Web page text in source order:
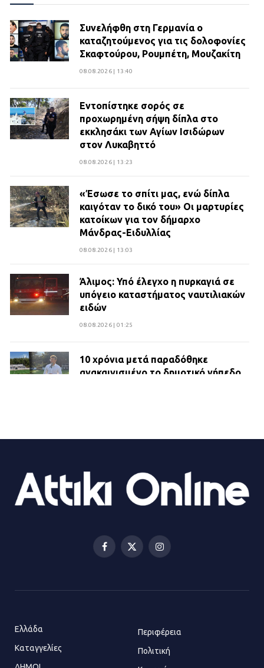
Συνελήφθη στη Γερμανία ο
καταζητούμενος για τις δολοφονίες
Σκαφτούρου, Ρουμπέτη, Μουζακίτη
08.08.2026 | 13:40
Εντοπίστηκε σορός σε
προχωρημένη σήψη δίπλα στο
εκκλησάκι των Αγίων Ισιδώρων
στον Λυκαβηττό
08.08.2026 | 13:23
«Έσωσε το σπίτι μας, ενώ δίπλα
καιγόταν το δικό του» Οι μαρτυρίες
κατοίκων για τον δήμαρχο
Μάνδρας-Ειδυλλίας
08.08.2026 | 13:03
Άλιμος: Υπό έλεγχο η πυρκαγιά σε
υπόγειο καταστήματος ναυτιλιακών
ειδών
08.08.2026 | 01:25
10 χρόνια μετά παραδόθηκε
ανακαινισμένο το δημοτικό γήπεδο
ΔΗΜΟΣ ΜΑΝΔΡΑΣ ΕΙΔΥΛΛΙΑΣ:
23.07.2026 | 14:58
Πολυχώρο ΙΡΙΣ
21.07.2026 | 14:01
Πώς έγινε η επίθεση στους δύο
Facebook
X
Instagram
Ελλάδα
Καταγγελίες
Περιφέρεια
Πολιτική